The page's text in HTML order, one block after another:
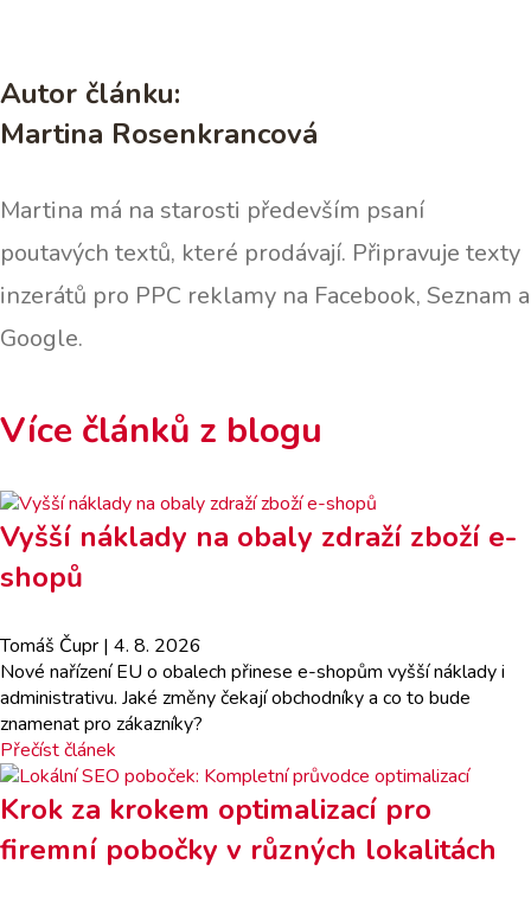
Autor článku:
Martina Rosenkrancová
Martina má na starosti především psaní
poutavých textů, které prodávají. Připravuje texty
inzerátů pro PPC reklamy na Facebook, Seznam a
Google.
Více článků z blogu
Vyšší náklady na obaly zdraží zboží e-
shopů
Tomáš Čupr | 4. 8. 2026
Nové nařízení EU o obalech přinese e-shopům vyšší náklady i
administrativu. Jaké změny čekají obchodníky a co to bude
znamenat pro zákazníky?
Přečíst článek
Krok za krokem optimalizací pro
firemní pobočky v různých lokalitách